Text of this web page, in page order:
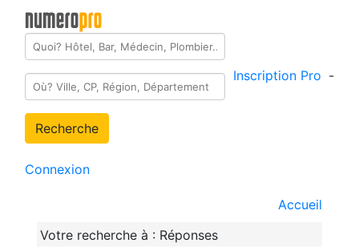
Recherche
Inscription Pro -
Connexion
Accueil
Votre recherche à : Réponses